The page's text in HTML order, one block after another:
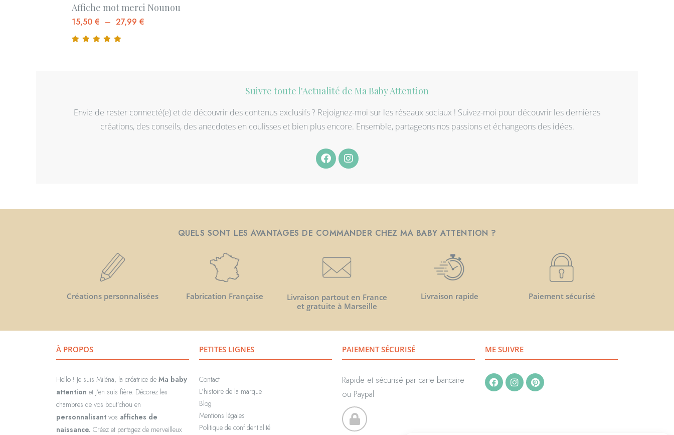
Affiche mot merci Nounou
15,50 € – 27,99 €
Suivre toute l'Actualité de Ma Baby Attention
Envie de rester connecté(e) et de découvrir des contenus exclusifs ? Rejoignez-moi sur les réseaux sociaux ! Suivez-moi pour découvrir les dernières
créations, des conseils, des anecdotes en coulisses et bien plus encore. Ensemble, partageons nos passions et échangeons des idées.
QUELS SONT LES AVANTAGES DE COMMANDER CHEZ MA BABY ATTENTION ?
Créations personnalisées Fabrication Française
Livraison partout en France
et gratuite à Marseille
Livraison rapide Paiement sécurisé
À PROPOS
Hello ! Je suis Miléna, la créatrice de Ma baby
attention et j’en suis fière. Décorez les
chambres de vos bout’chou en
personnalisant vos affiches de
naissance. Créez et partagez de merveilleux
PETITES LIGNES
Contact
L’histoire de la marque
Blog
Mentions légales
Politique de confidentialité
PAIEMENT SÉCURISÉ
Rapide et sécurisé par carte bancaire
ou Paypal
ME SUIVRE